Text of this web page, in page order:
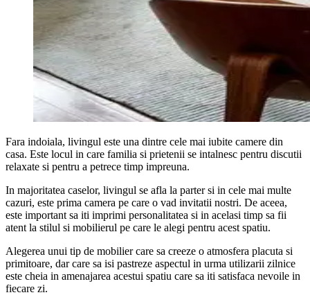
Fara indoiala, livingul este una dintre cele mai iubite camere din
casa. Este locul in care familia si prietenii se intalnesc pentru discutii
relaxate si pentru a petrece timp impreuna.
In majoritatea caselor, livingul se afla la parter si in cele mai multe
cazuri, este prima camera pe care o vad invitatii nostri. De aceea,
este important sa iti imprimi personalitatea si in acelasi timp sa fii
atent la stilul si mobilierul pe care le alegi pentru acest spatiu.
Alegerea unui tip de mobilier care sa creeze o atmosfera placuta si
primitoare, dar care sa isi pastreze aspectul in urma utilizarii zilnice
este cheia in amenajarea acestui spatiu care sa iti satisfaca nevoile in
fiecare zi.